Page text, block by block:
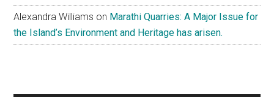
Alexandra Williams on Marathi Quarries: A Major Issue for
the Island’s Environment and Heritage has arisen.